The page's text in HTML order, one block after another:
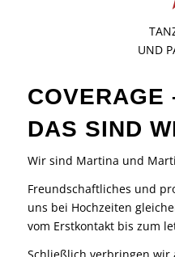
UND
COVERAGE
DAS SIND
Wir sind Martina und
Freundschaftliches und
uns bei Hochzeiten
vom Erstkontakt bis zum